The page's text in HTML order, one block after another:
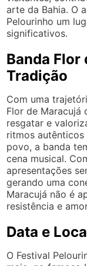
arte da Bahia. O
Pelourinho um
significativos.
Banda Flor
Tradição
Com uma
Flor de Maracujá
resgatar e
ritmos
povo, a banda
cena musical.
apresentações
gerando uma
Maracujá não é
resistência e
Data e
O Festival